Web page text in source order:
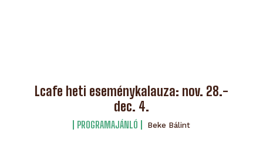
Lcafe heti eseménykalauza: nov. 28.-
dec. 4.
PROGRAMAJÁNLÓ Beke Bálint